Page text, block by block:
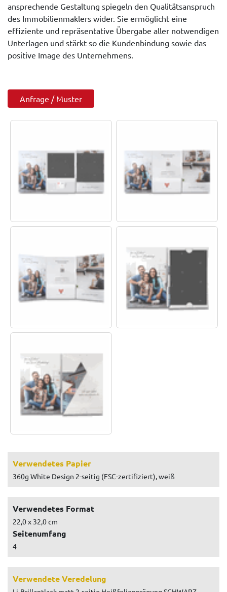
ansprechende Gestaltung spiegeln den Qualitätsanspruch
des Immobilienmaklers wider. Sie ermöglicht eine
effiziente und repräsentative Übergabe aller notwendigen
Unterlagen und stärkt so die Kundenbindung sowie das
positive Image des Unternehmens.
Anfrage / Muster
Verwendetes Papier
360g White Design 2-seitig (FSC-zertifiziert), weiß
Verwendetes Format
22,0 x 32,0 cm
Seitenumfang
4
Verwendete Veredelung